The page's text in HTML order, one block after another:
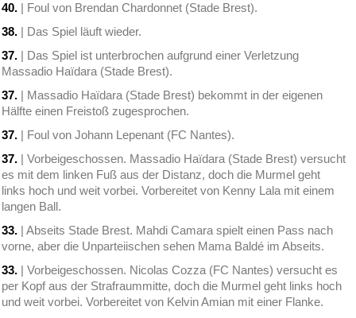
40. | Foul von Brendan Chardonnet (Stade Brest).
38. | Das Spiel läuft wieder.
37. | Das Spiel ist unterbrochen aufgrund einer Verletzung
Massadio Haïdara (Stade Brest).
37. | Massadio Haïdara (Stade Brest) bekommt in der eigenen
Hälfte einen Freistoß zugesprochen.
37. | Foul von Johann Lepenant (FC Nantes).
37. | Vorbeigeschossen. Massadio Haïdara (Stade Brest) versucht
es mit dem linken Fuß aus der Distanz, doch die Murmel geht
links hoch und weit vorbei. Vorbereitet von Kenny Lala mit einem
langen Ball.
33. | Abseits Stade Brest. Mahdi Camara spielt einen Pass nach
vorne, aber die Unparteiischen sehen Mama Baldé im Abseits.
33. | Vorbeigeschossen. Nicolas Cozza (FC Nantes) versucht es
per Kopf aus der Strafraummitte, doch die Murmel geht links hoch
und weit vorbei. Vorbereitet von Kelvin Amian mit einer Flanke.